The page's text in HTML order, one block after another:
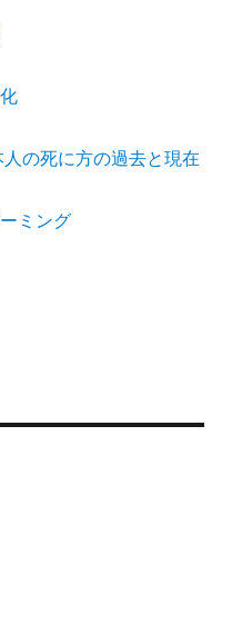
の死に方の過去と現在
ミング